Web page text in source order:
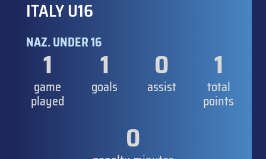
ITALY U16
NAZ. UNDER 16
1
game
played
1
goals
0
assist
1
total
points
0